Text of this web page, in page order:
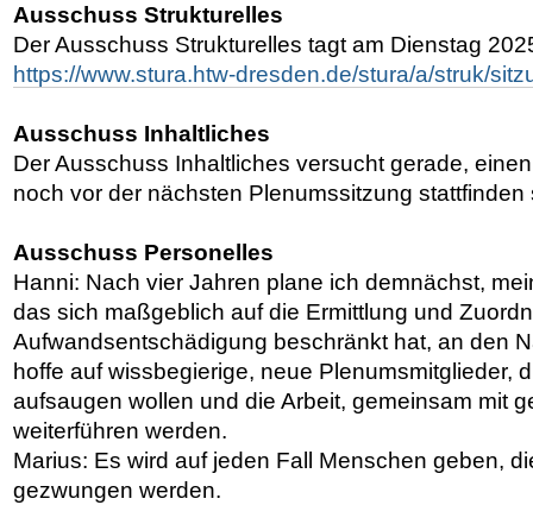
Ausschuss Strukturelles
Der Ausschuss Strukturelles tagt am Dienstag
https://www.stura.htw-dresden.de/stura/a/struk/
Ausschuss Inhaltliches
Der Ausschuss Inhaltliches versucht gerade,
noch vor der nächsten Plenumssitzung stattfinden
Ausschuss Personelles
Hanni: Nach vier Jahren plane ich demnächst,
das sich maßgeblich auf die Ermittlung und
Aufwandsentschädigung beschränkt hat, an den
hoffe auf wissbegierige, neue Plenumsmitglieder,
aufsaugen wollen und die Arbeit, gemeinsam mit
weiterführen werden.
Marius: Es wird auf jeden Fall Menschen geben,
gezwungen werden.